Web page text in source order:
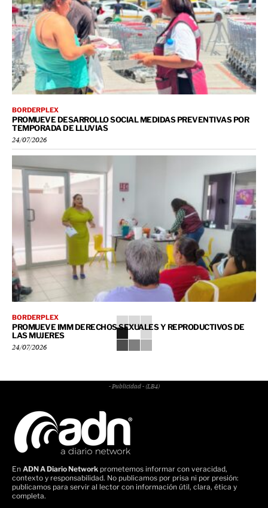
BORDERPLEX
PROMUEVE DESARROLLO SOCIAL MEDIDAS PREVENTIVAS POR
TEMPORADA DE LLUVIAS
24/07/2026
BORDERPLEX
PROMUEVE IMM DERECHOS SEXUALES Y REPRODUCTIVOS DE
LAS MUJERES
24/07/2026
- Publicidad - (LB4)
En ADN A Diario Network prometemos informar con veracidad,
contexto y responsabilidad. No publicamos por prisa ni por presión:
publicamos para servir al lector con información útil, clara, ética y
completa.